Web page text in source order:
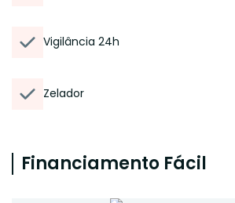
Vigilância 24h
Zelador
Financiamento Fácil